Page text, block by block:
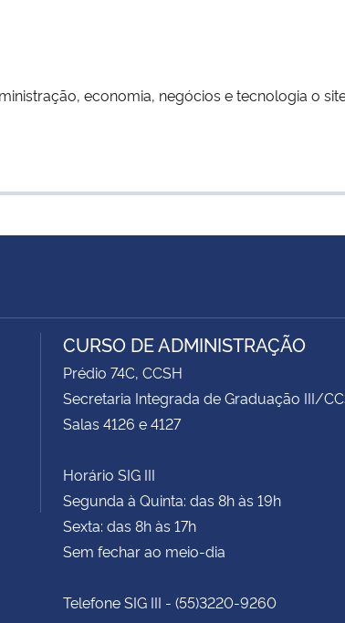
economia, negócios e tecnologia o
CURSO DE ADMINISTRAÇÃO
Prédio 74C, CCSH
Secretaria Integrada de Graduação III/
Salas 4126 e 4127
Horário SIG III
Segunda à Quinta: das 8h às 19h
Sexta: das 8h às 17h
Sem fechar ao meio-dia
Telefone SIG III - (55)3220-9260